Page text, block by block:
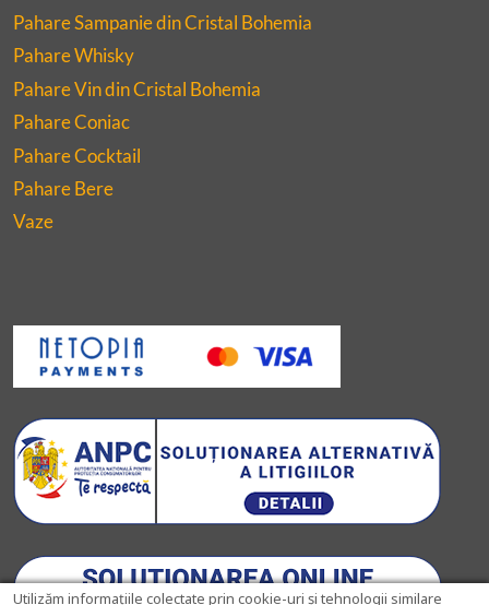
Pahare Sampanie din Cristal Bohemia
Pahare Whisky
Pahare Vin din Cristal Bohemia
Pahare Coniac
Pahare Cocktail
Pahare Bere
Vaze
Utilizăm informațiile colectate prin cookie-uri și tehnologii similare